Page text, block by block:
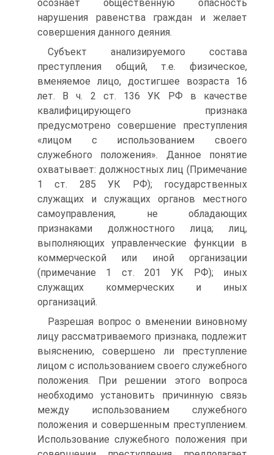
осознает общественную опасность
нарушения равенства граждан и желает
совершения данного деяния.
Субъект анализируемого состава
преступления общий, т.е. физическое,
вменяемое лицо, достигшее возраста 16
лет. В ч. 2 ст. 136 УК РФ в качестве
квалифицирующего признака
предусмотрено совершение преступления
«лицом с использованием своего
служебного положения». Данное понятие
охватывает: должностных лиц (Примечание
1 ст. 285 УК РФ); государственных
служащих и служащих органов местного
самоуправления, не обладающих
признаками должностного лица; лиц,
выполняющих управленческие функции в
коммерческой или иной организации
(примечание 1 ст. 201 УК РФ); иных
служащих коммерческих и иных
организаций.
Разрешая вопрос о вменении виновному
лицу рассматриваемого признака, подлежит
выяснению, совершено ли преступление
лицом с использованием своего служебного
положения. При решении этого вопроса
необходимо установить причинную связь
между использованием служебного
положения и совершенным преступлением.
Использование служебного положения при